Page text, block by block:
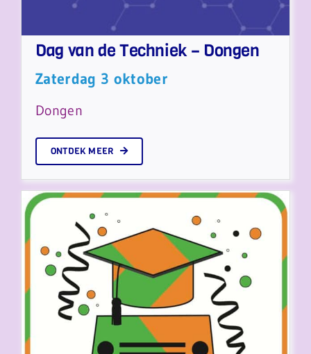
Dag van de Techniek – Dongen
Zaterdag 3 oktober
Dongen
ONTDEK MEER